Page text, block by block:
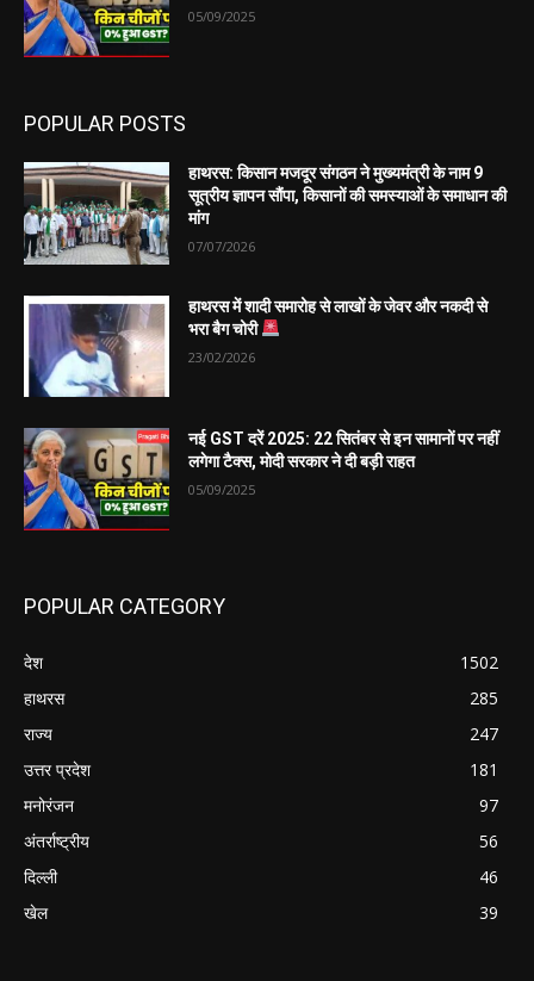
05/09/2025
POPULAR POSTS
हाथरस: किसान मजदूर संगठन ने मुख्यमंत्री के नाम 9
सूत्रीय ज्ञापन सौंपा, किसानों की समस्याओं के समाधान की
मांग
07/07/2026
हाथरस में शादी समारोह से लाखों के जेवर और नकदी से
भरा बैग चोरी
23/02/2026
नई GST दरें 2025: 22 सितंबर से इन सामानों पर नहीं
लगेगा टैक्स, मोदी सरकार ने दी बड़ी राहत
05/09/2025
POPULAR CATEGORY
देश
1502
हाथरस
285
राज्य
247
उत्तर प्रदेश
181
मनोरंजन
97
अंतर्राष्ट्रीय
56
दिल्ली
46
खेल
39